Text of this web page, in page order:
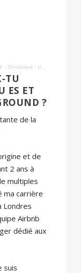
de bruit pour la prévention de fêtes dans les logements
TU
ES ET
?
de la
et de
2 ans à
multiples
ma carrière
Londres
Airbnb
dédié aux
suis